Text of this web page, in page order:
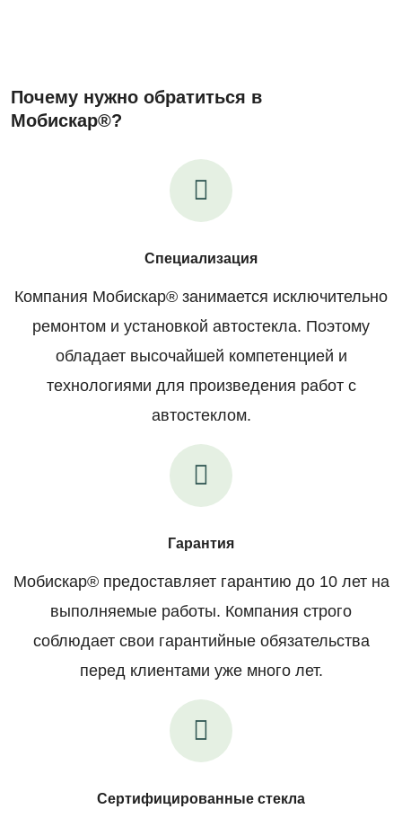
Почему нужно обратиться в
Мобискар®?
Специализация
Компания Мобискар® занимается исключительно
ремонтом и установкой автостекла. Поэтому
обладает высочайшей компетенцией и
технологиями для произведения работ с
автостеклом.
Гарантия
Мобискар® предоставляет гарантию до 10 лет на
выполняемые работы. Компания строго
соблюдает свои гарантийные обязательства
перед клиентами уже много лет.
Сертифицированные стекла